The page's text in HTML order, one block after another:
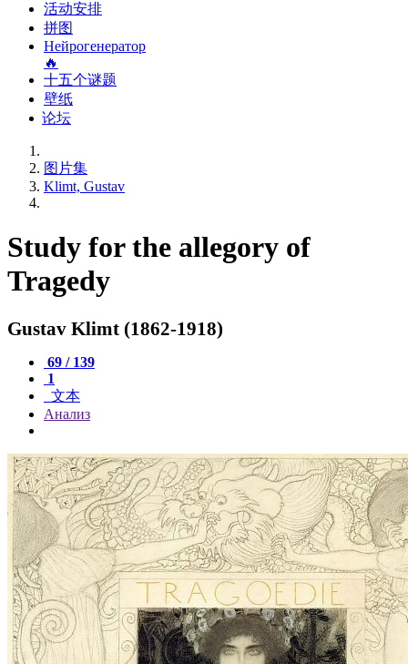
活动安排
拼图
Нейрогенератор
🔥
十五个谜题
壁纸
论坛
图片集
Klimt, Gustav
Study for the allegory of
Tragedy
Gustav Klimt (1862-1918)
69 / 139
1
文本
Анализ